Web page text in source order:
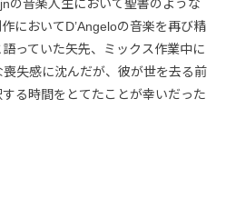
の音楽人生において聖書のような
においてD’Angeloの音楽を再び精
っていた矢先、ミックス作業中に
喪失感に沈んだが、彼が世を去る前
る時間をとてたことが幸いだった